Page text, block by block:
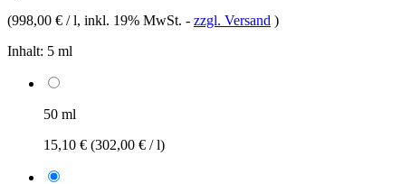
(998,00 € / l, inkl. 19% MwSt. - zzgl. Versand )
Inhalt: 5 ml
50 ml
15,10 € (302,00 € / l)